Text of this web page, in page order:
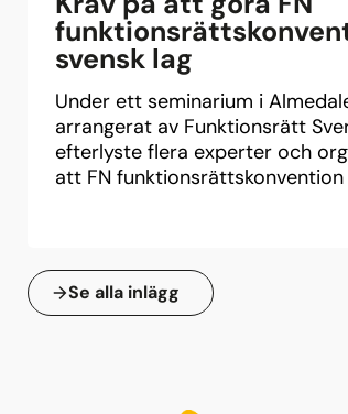
svensk lag
Under ett seminarium i
arrangerat av Funktionsrätt
efterlyste flera experter och
att FN funktionsrättskonvention
Se alla inlägg